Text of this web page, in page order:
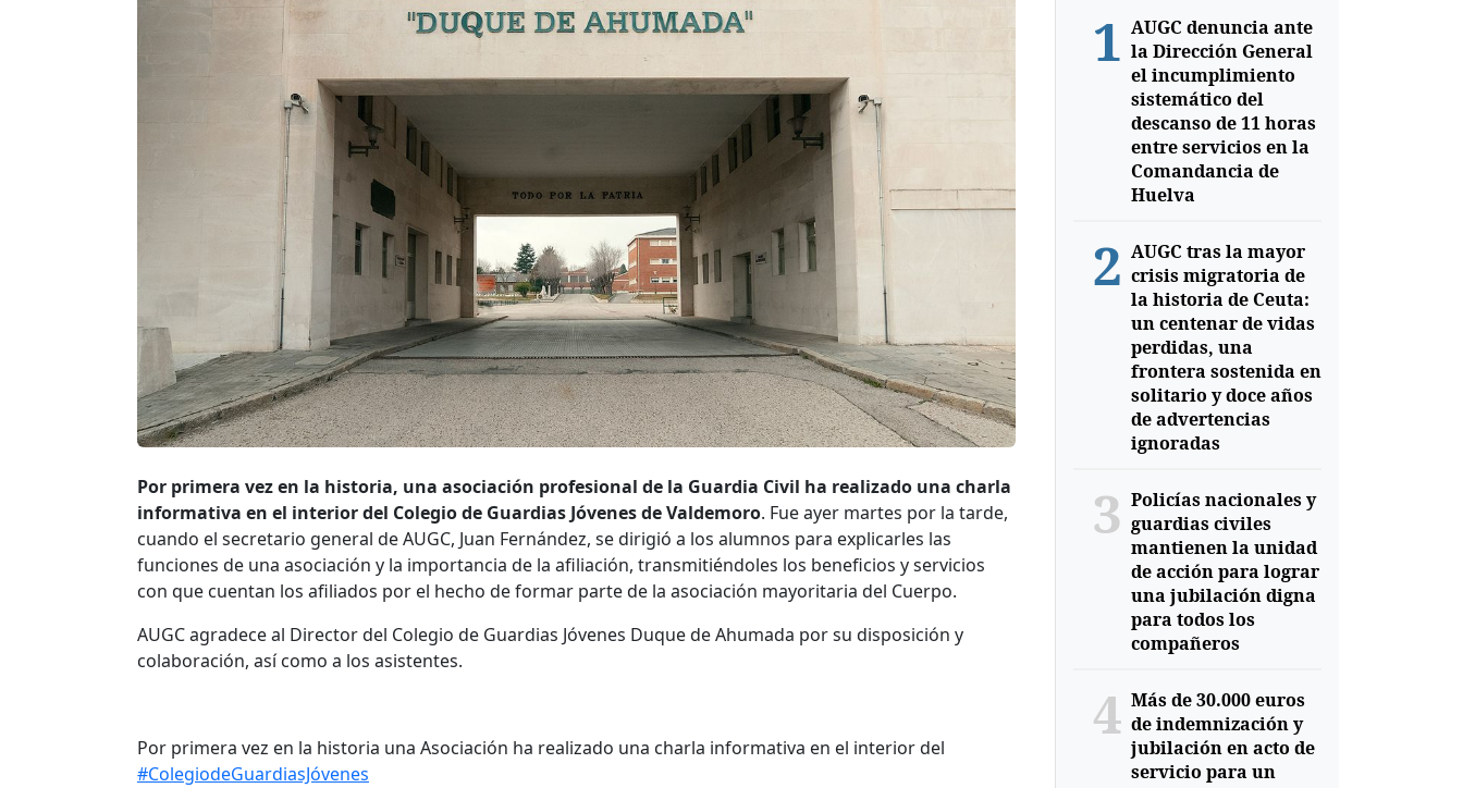
Por primera vez en la historia, una asociación profesional de la Guardia Civil ha realizado una charla
informativa en el interior del Colegio de Guardias Jóvenes de Valdemoro. Fue ayer martes por la tarde,
cuando el secretario general de AUGC, Juan Fernández, se dirigió a los alumnos para explicarles las
funciones de una asociación y la importancia de la afiliación, transmitiéndoles los beneficios y servicios
con que cuentan los afiliados por el hecho de formar parte de la asociación mayoritaria del Cuerpo.
AUGC agradece al Director del Colegio de Guardias Jóvenes Duque de Ahumada por su disposición y
colaboración, así como a los asistentes.
Por primera vez en la historia una Asociación ha realizado una charla informativa en el interior del
#ColegiodeGuardiasJóvenes
1 AUGC denuncia ante
la Dirección General
el incumplimiento
sistemático del
descanso de 11 horas
entre servicios en la
Comandancia de
Huelva
2 AUGC tras la mayor
crisis migratoria de
la historia de Ceuta:
un centenar de vidas
perdidas, una
frontera sostenida en
solitario y doce años
de advertencias
ignoradas
3 Policías nacionales y
guardias civiles
mantienen la unidad
de acción para lograr
una jubilación digna
para todos los
compañeros
4 Más de 30.000 euros
de indemnización y
jubilación en acto de
servicio para un